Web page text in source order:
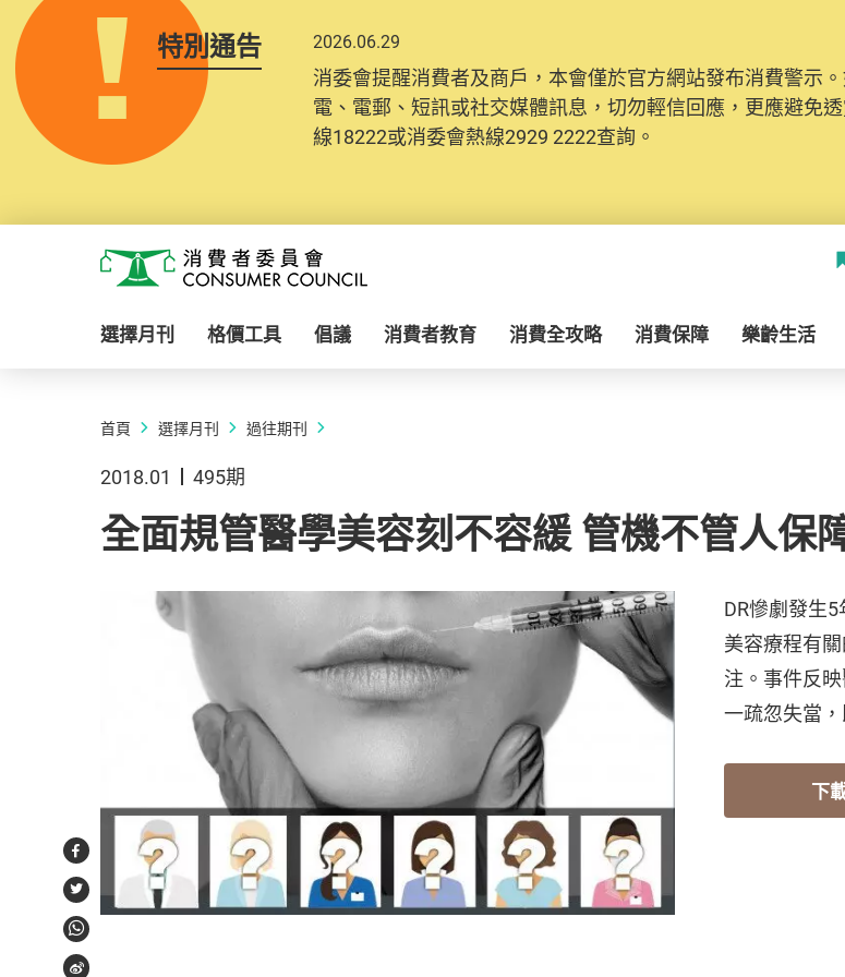
特別通告 2026.06.29
消委會提醒消費者及商戶，本會僅於官方網站發布消費警示
電、電郵、短訊或社交媒體訊息，切勿輕信回應，更應避免
線18222或消委會熱線2929 2222查詢。
消費者委員會
選擇月刊 格價工具 倡議 消費者教育 消費全攻略 消費保障 樂齡生活
首頁 選擇月刊 過往期刊
2018.01 495期
全面規管醫學美容刻不容緩 管機不管人保
DR慘劇發生
美容療程有
注。事件反
一疏忽失當
下
Facebook
Twitter
WhatsApp